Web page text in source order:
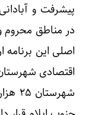
پیشرفت و
در مناطق
اصلی این
اقتصادی